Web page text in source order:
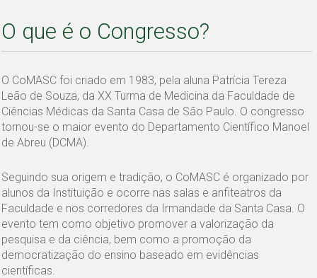
O que é o Congresso?
O CoMASC foi criado em 1983, pela aluna Patrícia Tereza
Leão de Souza, da XX Turma de Medicina da Faculdade de
Ciências Médicas da Santa Casa de São Paulo. O congresso
tornou-se o maior evento do Departamento Científico Manoel
de Abreu (DCMA).
Seguindo sua origem e tradição, o CoMASC é organizado por
alunos da Instituição e ocorre nas salas e anfiteatros da
Faculdade e nos corredores da Irmandade da Santa Casa. O
evento tem como objetivo promover a valorização da
pesquisa e da ciência, bem como a promoção da
democratização do ensino baseado em evidências
científicas.